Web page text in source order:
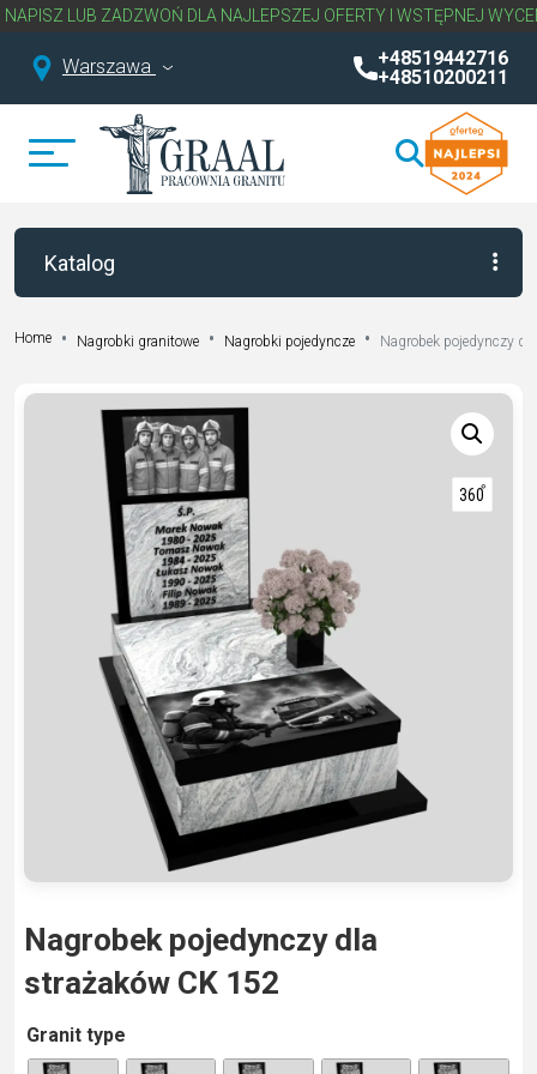
LUB ZADZWOŃ DLA NAJLEPSZEJ OFERTY I WSTĘPNEJ WYCENY
Warszawa
+48519442716
+48510200211
Katalog
Home Nagrobki granitowe Nagrobki pojedyncze Nagrobek pojedynczy
Nagrobek pojedynczy dla
strażaków CK 152
Granit type
A
lt